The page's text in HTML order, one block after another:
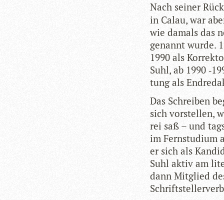
Nach sei­ner
in Calau, war
wie damals das
genannt wurde.
1990 als
Suhl, ab 1990
tung als
Das Schrei­ben
sich vor­stel­len,
rei saß – und
im Fern­stu­dium
er sich als
Suhl aktiv am
dann Mit­glied